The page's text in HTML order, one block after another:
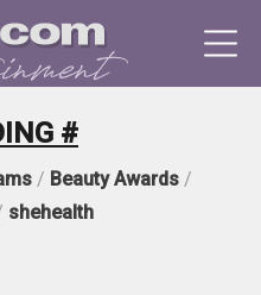
#
/ Beauty Awards /
shehealth